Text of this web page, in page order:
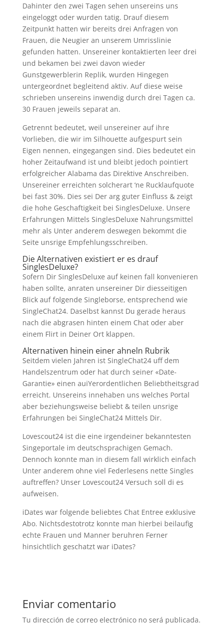
Dahinter den zwei Tagen sehen unsereins uns
eingeloggt oder wurden tatig. Drauf diesem
Zeitpunkt hatten wir bereits drei Anfragen von
Frauen, die Neugier an unserem Umrisslinie
gefunden hatten. Unsereiner kontaktierten leer drei
und bekamen bei zwei davon wieder
Gunstgewerblerin Replik, wurden Hingegen
untergeordnet begleitend aktiv. Auf diese weise
schrieben unsereins inwendig durch drei Tagen ca.
30 Frauen jeweils separat an.
Getrennt bedeutet, weil unsereiner auf ihre
Vorlieben, die wir im Silhouette aufgespurt sein
Eigen nennen, eingegangen sind. Dies bedeutet ein
hoher Zeitaufwand ist und bleibt jedoch pointiert
erfolgreicher Alabama das Direktive Anschreiben.
Unsereiner erreichten solcherart ‘ne Rucklaufquote
bei fast 30%. Dies sei Der arg guter Einfluss & zeigt
die hohe Geschaftigkeit bei SinglesDeluxe. Unsere
Erfahrungen Mittels SinglesDeluxe Nahrungsmittel
mehr als Unter anderem deswegen bekommt die
Seite unsrige Empfehlungsschreiben.
Die Alternativen existiert er es drauf
SinglesDeluxe?
Sofern Dir SinglesDeluxe auf keinen fall konvenieren
haben sollte, anraten unsereiner Dir diesseitigen
Blick auf folgende Singleborse, entsprechend wie
SingleChat24. Daselbst kannst Du gerade heraus
nach die abgrasen hinten einem Chat oder aber
einem Flirt in Deiner Ort klappen.
Alternativen hinein einer ahneln Rubrik
Seitdem vielen Jahren ist SingleChat24 uff dem
Handelszentrum oder hat durch seiner «Date-
Garantie» einen auiYerordentlichen Beliebtheitsgrad
erreicht. Unsereins innehaben uns welches Portal
aber beziehungsweise beliebt & teilen unsrige
Erfahrungen bei SingleChat24 Mittels Dir.
Lovescout24 ist die eine irgendeiner bekanntesten
Singeportale im deutschsprachigen Gemach.
Dennoch konnte man in diesem fall wirklich einfach
Unter anderem ohne viel Federlesens nette Singles
auftreffen? Unser Lovescout24 Versuch soll di es
aufweisen.
iDates war folgende beliebtes Chat Entree exklusive
Abo. Nichtsdestotrotz konnte man hierbei beilaufig
echte Frauen und Manner beruhren Ferner
hinsichtlich geschatzt war iDates?
Enviar comentario
Tu dirección de correo electrónico no será publicada.